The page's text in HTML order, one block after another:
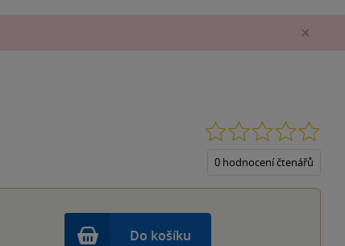
0 hodnocení čtenářů
Do košíku